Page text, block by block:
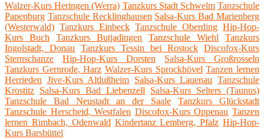
Walzer-Kurs Heringen (Werra) Tanzkurs Stadt Schwelm Tanzschule
Papenburg Tanzschule Recklinghausen Salsa-Kurs Bad Marienberg
(Westerwald) Tanzkurs Einbeck Tanzschule Oberding Hip-Hop-
Kurs Buch
Tanzkurs Butjadingen Tanzschule Wiehl
Tanzkurs
Ingolstadt, Donau
Tanzkurs Tessin bei Rostock Discofox-Kurs
Sternschanze
Hip-Hop-Kurs Dorsten
Salsa-Kurs Großrosseln
Tanzkurs Gernrode, Harz Walzer-Kurs Sprockhövel Tanzen lernen
Herrieden Jive-Kurs Altlußheim Salsa-Kurs Lauenau Tanzschule
Krostitz Salsa-Kurs Bad Liebenzell
Salsa-Kurs Selters (Taunus)
Tanzschule Bad Neustadt an der Saale
Tanzkurs Glückstadt
Tanzschule Herscheid, Westfalen Discofox-Kurs Oppenau Tanzen
lernen Rimbach, Odenwald Kindertanz Lemberg, Pfalz Hip-Hop-
Kurs Barsbüttel